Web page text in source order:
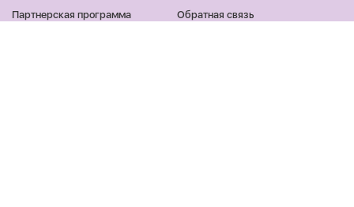
Партнерская программа Обратная связь